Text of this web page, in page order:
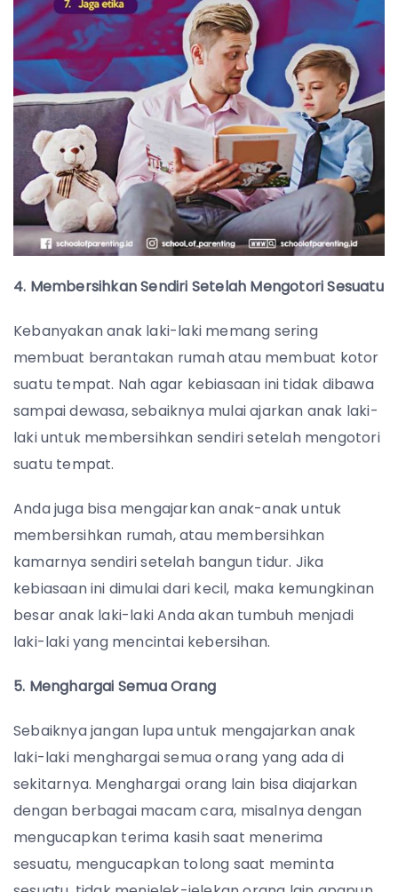
4. Membersihkan Sendiri Setelah Mengotori Sesuatu
Kebanyakan anak laki-laki memang sering
membuat berantakan rumah atau membuat kotor
suatu tempat. Nah agar kebiasaan ini tidak dibawa
sampai dewasa, sebaiknya mulai ajarkan anak laki-
laki untuk membersihkan sendiri setelah mengotori
suatu tempat.
Anda juga bisa mengajarkan anak-anak untuk
membersihkan rumah, atau membersihkan
kamarnya sendiri setelah bangun tidur. Jika
kebiasaan ini dimulai dari kecil, maka kemungkinan
besar anak laki-laki Anda akan tumbuh menjadi
laki-laki yang mencintai kebersihan.
5. Menghargai Semua Orang
Sebaiknya jangan lupa untuk mengajarkan anak
laki-laki menghargai semua orang yang ada di
sekitarnya. Menghargai orang lain bisa diajarkan
dengan berbagai macam cara, misalnya dengan
mengucapkan terima kasih saat menerima
sesuatu, mengucapkan tolong saat meminta